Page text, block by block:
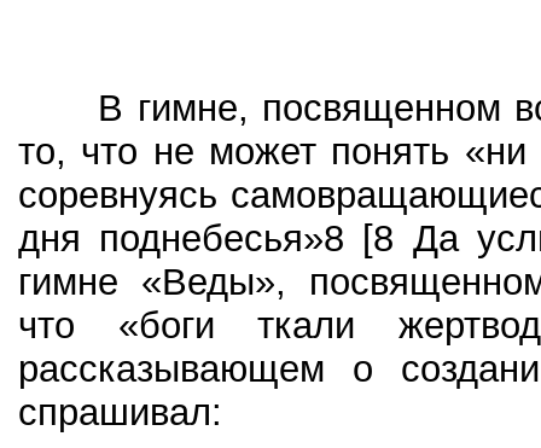
В гимне, посвященном
то, что не может понять «ни
соревнуясь
дня поднебесья»8 [8 Да
гимне «Веды»,
что «боги ткали
рассказывающем о
спрашивал: